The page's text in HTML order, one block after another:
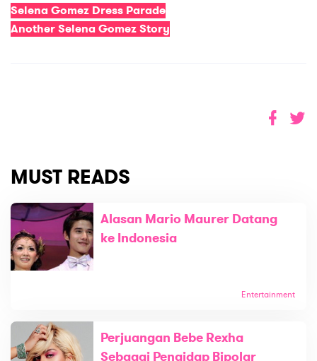
Selena Gomez Dress Parade
Another Selena Gomez Story
MUST READS
Alasan Mario Maurer Datang
ke Indonesia
Entertainment
Perjuangan Bebe Rexha
Sebagai Pengidap Bipolar